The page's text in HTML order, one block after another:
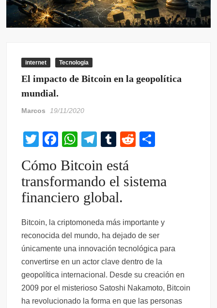
internet Tecnologia
El impacto de Bitcoin en la geopolítica
mundial.
Marcos 19/11/2020
T
tt
er
F
c
e
b
o
o
k
W
at
s
A
p
p
T
e
gr
a
m
T
m
bl
r
R
di p
tir
Cómo Bitcoin está
transformando el sistema
financiero global.
Bitcoin, la criptomoneda más importante y
reconocida del mundo, ha dejado de ser
únicamente una innovación tecnológica para
convertirse en un actor clave dentro de la
geopolítica internacional. Desde su creación en
2009 por el misterioso Satoshi Nakamoto, Bitcoin
ha revolucionado la forma en que las personas